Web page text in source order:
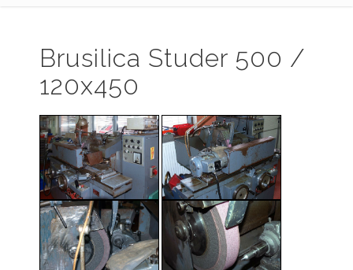
Brusilica Studer 500 /
120x450